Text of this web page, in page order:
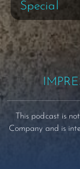
Special
This podcast is
Company and is